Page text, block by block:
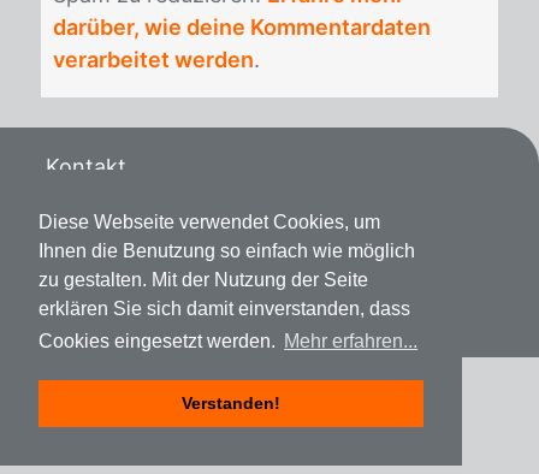
Diese Webseite verwendet Cookies, um
Ihnen die Benutzung so einfach wie möglich
zu gestalten. Mit der Nutzung der Seite
erklären Sie sich damit einverstanden, dass
Cookies eingesetzt werden. Mehr erfahren...
Verstanden!
darüber, wie deine Kommentardaten
verarbeitet werden.
Kontakt
Datenschutz
Impressum